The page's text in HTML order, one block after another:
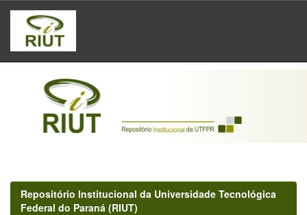
Skip
navigation
Repositório Institucional da Universidade Tecnológica
Federal do Paraná (RIUT)